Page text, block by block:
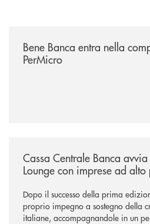
Bene Banca entra nella
PerMicro
Cassa Centrale Banca avvia
Lounge con imprese ad
Dopo il successo della prima
proprio impegno a sostegno della
italiane, accompagnandole in un